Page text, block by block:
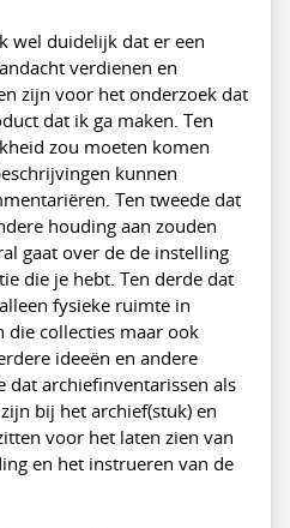
wel duidelijk dat er een
verdienen en
zijn voor het onderzoek dat
dat ik ga maken. Ten
zou moeten komen
kunnen
Ten tweede dat
houding aan zouden
gaat over de de instelling
die je hebt. Ten derde dat
fysieke ruimte in
die collecties maar ook
ideeën en andere
dat archiefinventarissen als
bij het archief(stuk) en
voor het laten zien van
en het instrueren van de